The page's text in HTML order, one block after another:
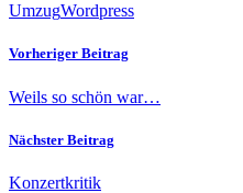
UmzugWordpress
Vorheriger Beitrag
Weils so schön war…
Nächster Beitrag
Konzertkritik